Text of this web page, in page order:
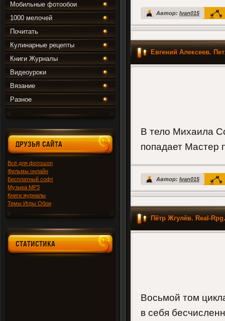
Автор: Ivan015
Евгений Алексеев.
В тело Михаила
попадает Мастер
Автор: Ivan015
Пётр Жгулёв. Real-
Восьмой том
в себя
Мобильные фотообои
1000 мелочей
Почитать
Кулинарные рецепты
Книги Журналы
Видеоуроки
Вязание
Разное
ДРУЗЬЯ САЙТА
Всё для фотошоп
Фильмы онлайн
Бесплатный софт
Музыка MP3
Книги журналы
Темы Игры Обои
СТАТИСТИКА